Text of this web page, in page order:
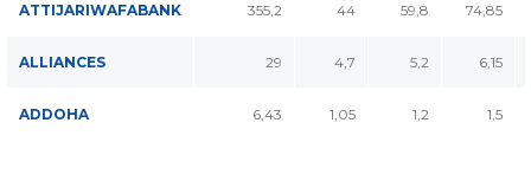
ATTIJARIWAFABANK 355,2 44 59,8 74,85
ALLIANCES 29 4,7 5,2 6,15
ADDOHA 6,43 1,05 1,2 1,5